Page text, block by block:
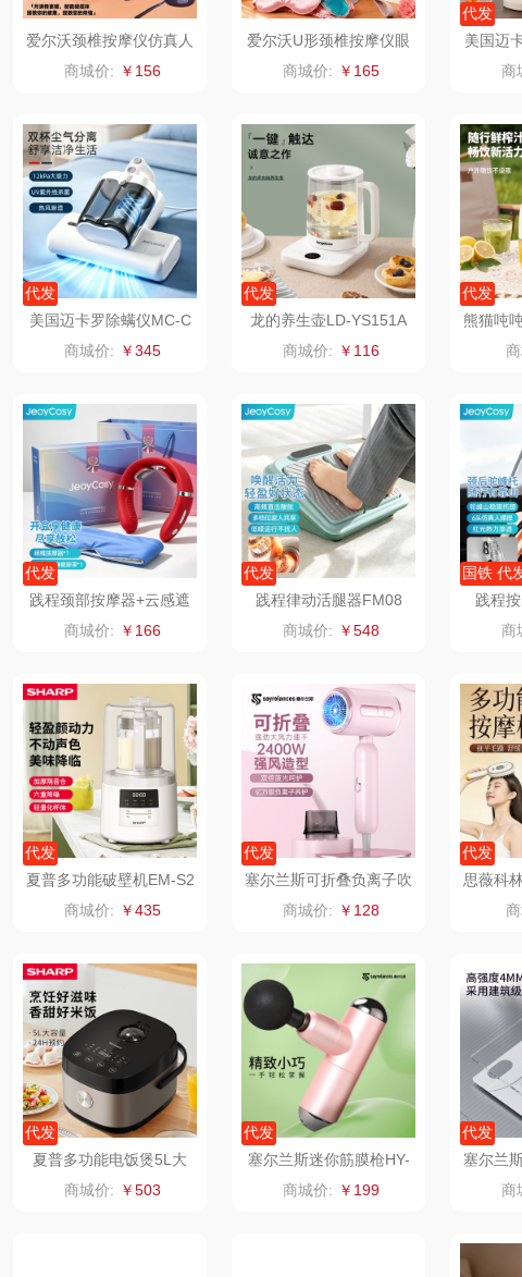
晒瑞 实丰文化 洛克星球 梵沐
山萃 可益康 皇家粮仓 干饭熊饱饱
BTSM 尹谜 金龙鱼（包销
保宁 伊莎贝拉 荣事达（品牌方） 得力
英红（包销款）
铮铭 真不二 富安娜（包销
1）
千问 杜邦（餐具类） 洁丽雅（包销款） 云栖桦田
洽洽 奥克斯 五丰黎红
无印良品（代理
商）
味滋源（品牌方） 立时olayks 银小燕
呼也 泉尔思 润培
丽耳 奈斯派索
欧丽薇兰 易路达 天琴 朗赫
汤姆逊 皮尔卡丹（皮具
类）
傲胜OSIM 360
锡品源 狮峰 温仑山（电器类） 洁丽雅（代理商
悦湘湖 澜沧古茶 海尔
绿鼻子 乐扣乐扣（箱包杯 海信 乐美雅（餐具
康恩贝 WENGER/威戈 Alluflon阿路弗仑 爱仕达
富安娜（包销款） 冈州故事 福临门
半亩川 北欧沃朗 郎氏达
南方寝饰
爱尔沃颈椎按摩仪仿真人
按摩U形枕
商城价: ￥156
爱尔沃U形颈椎按摩仪眼
罩套装
商城价: ￥165
代发
美国迈
商
代发
美国迈卡罗除螨仪MC-C
M0545
商城价: ￥345
代发
龙的养生壶LD-YS151A
商城价: ￥116
代发
熊猫吨
果汁
代发
践程颈部按摩器+云感遮
光睡眠眼罩GH11
商城价: ￥166
代发
践程律动活腿器FM08
商城价: ￥548
国铁 代
践程
商
代发
夏普多功能破壁机EM-S2
00L-W
商城价: ￥435
代发
塞尔兰斯可折叠负离子吹
风机S8
商城价: ￥128
代发
思薇科
按摩
代发
夏普多功能电饭煲5L大
容量煮饭锅
商城价: ￥503
代发
塞尔兰斯迷你筋膜枪HY-
商城价: ￥199
代发
塞尔兰
商